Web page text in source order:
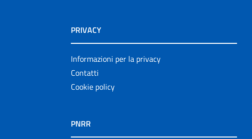
PRIVACY
Informazioni per la privacy
Contatti
Cookie policy
PNRR